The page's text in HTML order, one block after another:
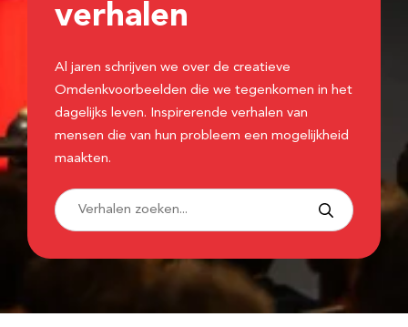
verhalen
Al jaren schrijven we over de creatieve
Omdenkvoorbeelden die we tegenkomen in het
dagelijks leven. Inspirerende verhalen van
mensen die van hun probleem een mogelijkheid
maakten.